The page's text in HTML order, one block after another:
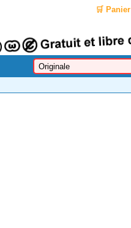
🛒 Panier